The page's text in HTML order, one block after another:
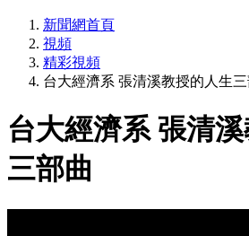
新聞網首頁
視頻
精彩視頻
台大經濟系 張清溪教授的人生三
台大經濟系 張清
三部曲